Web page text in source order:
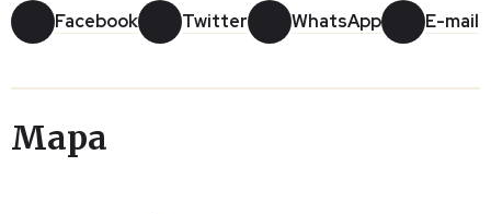
Facebook Twitter WhatsApp E-mail
Mapa